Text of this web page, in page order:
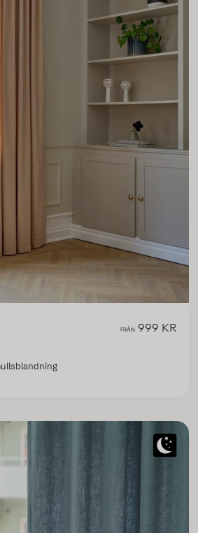
FRÅN 999 KR